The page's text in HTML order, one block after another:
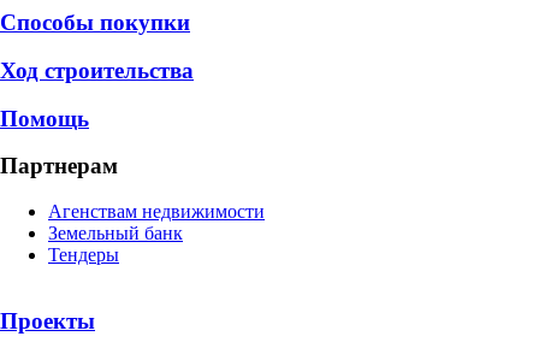
Способы покупки
Ход строительства
Помощь
Партнерам
Агенствам недвижимости
Земельный банк
Тендеры
Проекты